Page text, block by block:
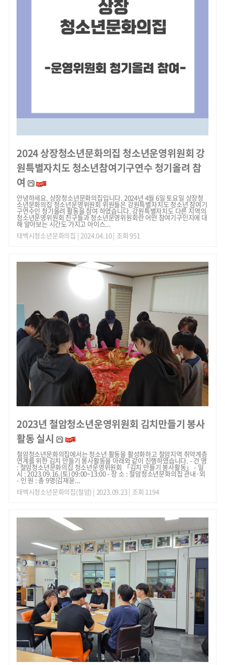
2024 상장청소년문화의집 청소년운영위원회 강
원특별자치도 청소년참여기구연수 청기올려 참
여
안녕하세요. 상장청소년문화의집입니다. 2024년 4월 6일 토요일 상장청
소년문화의집 청소년운영위원회 위원들은 강원특별자치도 청소년 참여기
구연수인 청기올려 활동을 참여 하였습니다. 강원특별자치도 다른 지역의
청소년운영위원회 친구들과 청소년운영위원회란 어떤 참여기구인지에 대
해 알아보는 시간도 가지고 아이스...
태백시청소년문화의집 | 2024.04.10 | 조회 951
2023년 철암청소년운영위원회 김치만들기 봉사
활동 실시
철암청소년문화의집에서는 청소년 활동을 활성화하고 철암지역 취약계층
연계를 위한 김치 만들기 봉사활동을 아래와 같이 진행하였습니다. - 건 명
: 철암청소년문화의집 청소년운영위원회 「김치 만들기 봉사활동」 - 일
시 : 2023.09.16.(토) 09:00~13:00 - 장 소 : 철암청소년문화의집 관내·외
- 인 원 : 총 9명(김재윤...
태백시청소년문화의집(철암) | 2023.09.23 | 조회 1194